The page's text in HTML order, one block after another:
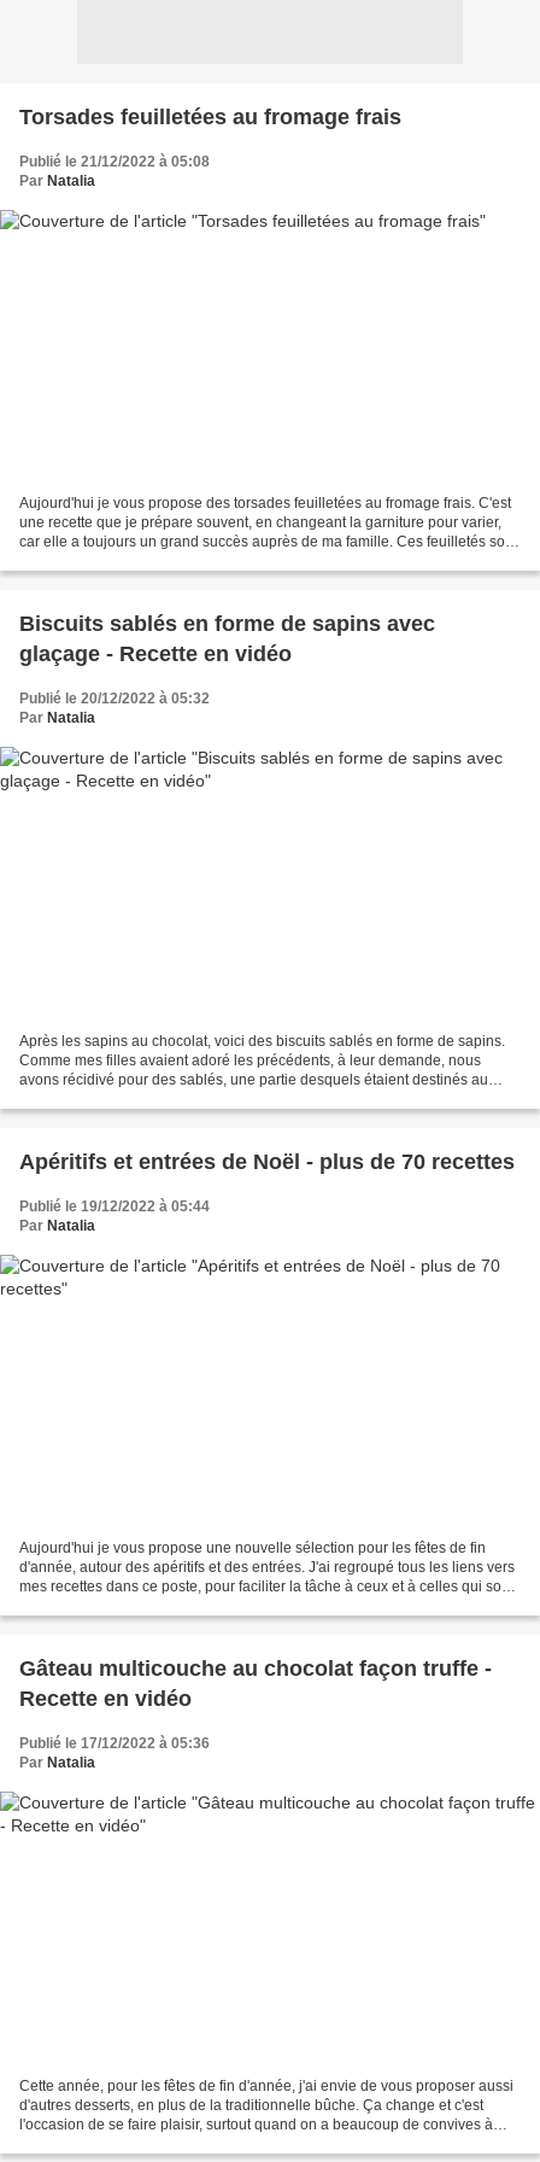
Torsades feuilletées au fromage frais
Publié le 21/12/2022 à 05:08
Par Natalia
Aujourd'hui je vous propose des torsades feuilletées au fromage frais. C'est
une recette que je prépare souvent, en changeant la garniture pour varier,
car elle a toujours un grand succès auprès de ma famille. Ces feuilletés sont
Biscuits sablés en forme de sapins avec
glaçage - Recette en vidéo
Publié le 20/12/2022 à 05:32
Par Natalia
Après les sapins au chocolat, voici des biscuits sablés en forme de sapins.
Comme mes filles avaient adoré les précédents, à leur demande, nous
avons récidivé pour des sablés, une partie desquels étaient destinés au
Apéritifs et entrées de Noël - plus de 70 recettes
Publié le 19/12/2022 à 05:44
Par Natalia
Aujourd'hui je vous propose une nouvelle sélection pour les fêtes de fin
d'année, autour des apéritifs et des entrées. J'ai regroupé tous les liens vers
mes recettes dans ce poste, pour faciliter la tâche à ceux et à celles qui sont
Gâteau multicouche au chocolat façon truffe -
Recette en vidéo
Publié le 17/12/2022 à 05:36
Par Natalia
Cette année, pour les fêtes de fin d'année, j'ai envie de vous proposer aussi
d'autres desserts, en plus de la traditionnelle bûche. Ça change et c'est
l'occasion de se faire plaisir, surtout quand on a beaucoup de convives à